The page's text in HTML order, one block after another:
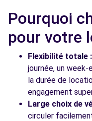
GRIESHEIM-SUR-
56 RUE DE LA
GRIESHEIM-SUR-
Voir l'agence
Pourquoi
pour votre
Flexibilité totale :
journée, un week-
la durée de
engagement
Large choix de
circuler